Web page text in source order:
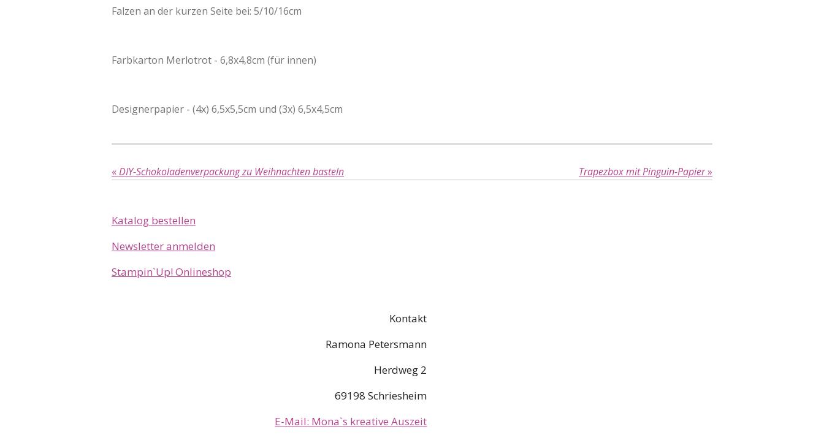
Falzen an der kurzen Seite bei: 5/10/16cm
Farbkarton Merlotrot - 6,8x4,8cm (für innen)
Designerpapier - (4x) 6,5x5,5cm und (3x) 6,5x4,5cm
«DIY-Schokoladenverpackung zu Weihnachten basteln Trapezbox mit Pinguin-Papier»
Katalog bestellen
Newsletter anmelden
Stampin`Up! Onlineshop
Kontakt
Ramona Petersmann
Herdweg 2
69198 Schriesheim
E-Mail: Mona`s kreative Auszeit